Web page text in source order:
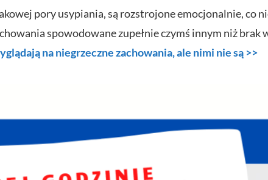
pory usypiania, są rozstrojone emocjonalnie, co
spowodowane zupełnie czymś innym niż brak
na niegrzeczne zachowania, ale nimi nie są >>